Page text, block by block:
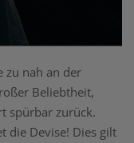
zu nah an der
Beliebtheit,
spürbar zurück.
die Devise! Dies gilt